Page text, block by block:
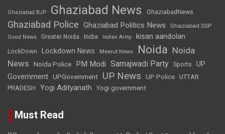
Ghaziabad BJP Ghaziabad News GhaziabadNews
Ghaziabad Police Ghaziabad Politics News Ghaziabad SSP
Good News Greater Noida India Indian Army kisan aandolan
LockDown Lockdown News Meerut News Noida Noida
News
Noida Police PM Modi Samajwadi Party Sports
UP
Government UPGovernment UP News UP Police
UTTAR
PRADESH
Yogi Adityanath Yogi government
Must Read